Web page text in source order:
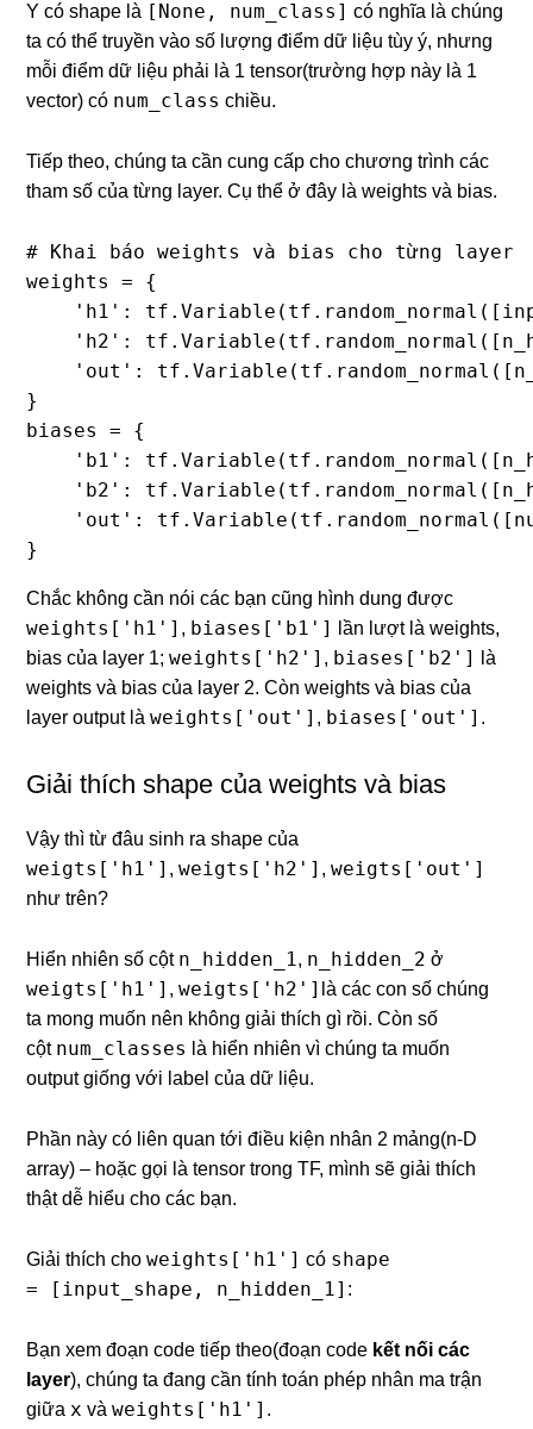
Y có shape là [None, num_class] có nghĩa là chúng
ta có thể truyền vào số lượng điểm dữ liệu tùy ý, nhưng
mỗi điểm dữ liệu phải là 1 tensor(trường hợp này là 1
vector) có num_class chiều.
Tiếp theo, chúng ta cần cung cấp cho chương trình các
tham số của từng layer. Cụ thể ở đây là weights và bias.
# Khai báo weights và bias cho từng layer
weights = {
'h1':
'h2':
'out':
}
biases = {
'b1':
'b2':
'out':
}
Chắc không cần nói các bạn cũng hình dung được
weights['h1'] , biases['b1']
lần lượt là weights,
bias của layer 1;weights['h2'] , biases['b2']
là
weights và bias của layer 2. Còn weights và bias của
layer output làweights['out'] , biases['out'] .
Giải thích shape của weights và bias
Vậy thì từ đâu sinh ra shape của
weigts['h1'] ,weigts['h2'] ,weigts['out']
như trên?
Hiển nhiên số cột n_hidden_1, n_hidden_2 ở
weigts['h1'] ,weigts['h2'] là các con số chúng
ta mong muốn nên không giải thích gì rồi. Còn số
cột num_classes là hiển nhiên vì chúng ta muốn
output giống với label của dữ liệu.
Phần này có liên quan tới điều kiện nhân 2 mảng(n-D
array) – hoặc gọi là tensor trong TF, mình sẽ giải thích
thật dễ hiểu cho các bạn.
Giải thích choweights['h1'] có shape
= [input_shape, n_hidden_1] :
Bạn xem đoạn code tiếp theo(đoạn code kết nối các
layer), chúng ta đang cần tính toán phép nhân ma trận
giữa x vàweights['h1'] .